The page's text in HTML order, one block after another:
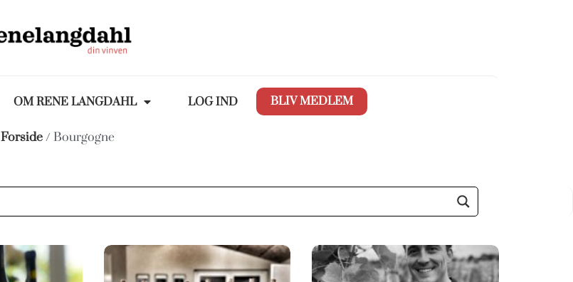
OM RENE LANGDAHL LOG IND BLIV MEDLEM
Forside/ Bourgogne